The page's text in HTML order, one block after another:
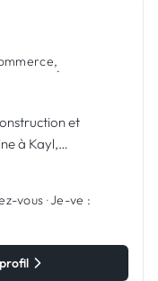
·
et
à Kayl,
vous ·Je-ve :